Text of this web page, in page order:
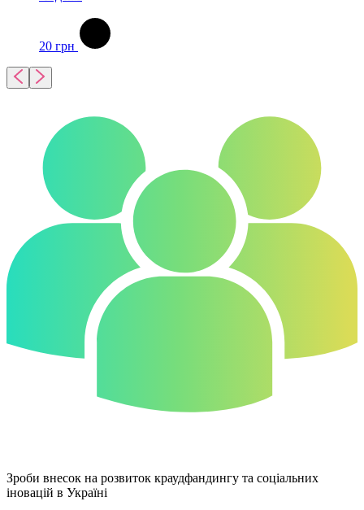
20 грн
Зроби внесок на розвиток краудфандингу та соціальних
іновацій в Україні